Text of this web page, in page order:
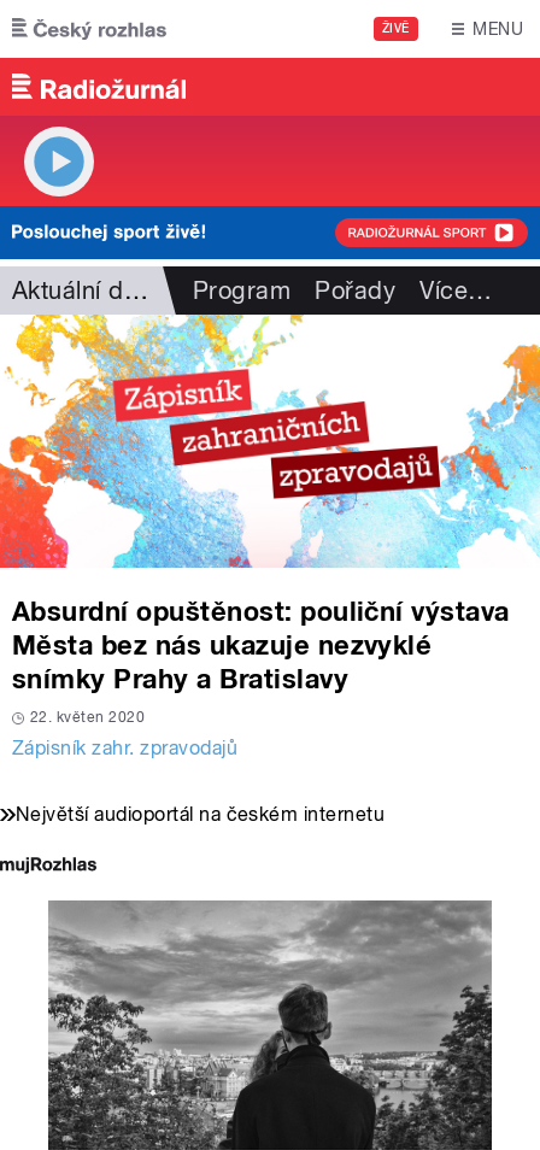
Přejít k hlavnímu obsahu
ŽIVĚ MENU
Aktuální dění Program Pořady Více…
Absurdní opuštěnost: pouliční výstava
Města bez nás ukazuje nezvyklé
snímky Prahy a Bratislavy
22. květen 2020
Zápisník zahr. zpravodajů
Největší audioportál na českém internetu